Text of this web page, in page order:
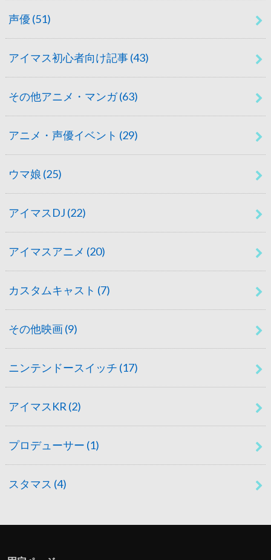
声優 (51)
アイマス初心者向け記事(43)
その他アニメ・マンガ(63)
アニメ・声優イベント (29)
ウマ娘 (25)
アイマスDJ (22)
アイマスアニメ (20)
カスタムキャスト (7)
その他映画(9)
ニンテンドースイッチ (17)
アイマスKR (2)
プロデューサー (1)
スタマス (4)